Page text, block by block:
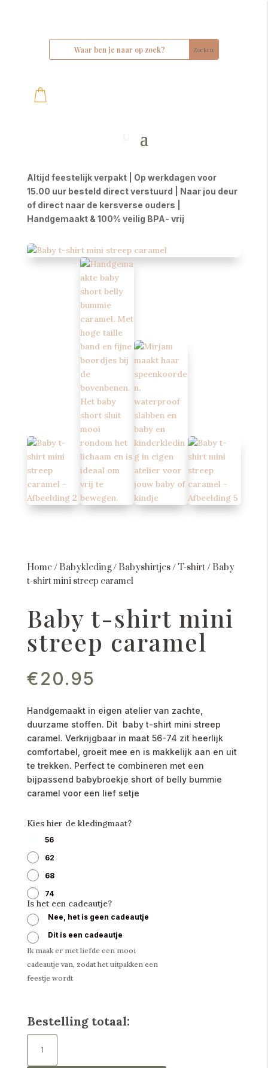
Altijd feestelijk verpakt | Op werkdagen voor
15.00 uur besteld direct verstuurd | Naar jou deur
of direct naar de kersverse ouders |
Handgemaakt & 100% veilig BPA- vrij
Home/ Babykleding/ Babyshirtjes/ T-shirt/ Baby
t-shirt mini streep caramel
Baby t-shirt mini
streep caramel
€20.95
Handgemaakt in eigen atelier van zachte,
duurzame stoffen. Dit baby t-shirt mini streep
caramel. Verkrijgbaar in maat 56-74 zit heerlijk
comfortabel, groeit mee en is makkelijk aan en uit
te trekken. Perfect te combineren met een
bijpassend babybroekje short of belly bummie
caramel voor een lief setje
Kies hier de kledingmaat?
56
62
68
74
Is het een cadeautje?
Nee, het is geen cadeautje
Dit is een cadeautje
Ik maak er met liefde een mooi
cadeautje van, zodat het uitpakken een
feestje wordt
Bestelling totaal:
Baby
shirt
streep